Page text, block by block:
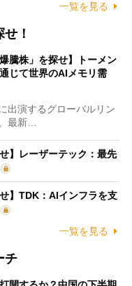
一覧を見る
！
騰株」を探せ】トーメン
じて世界のAIメモリ需
出演するグローバルリン
最新…
】レーザーテック：最先
】TDK：AIインフラを支
一覧を見る
チ